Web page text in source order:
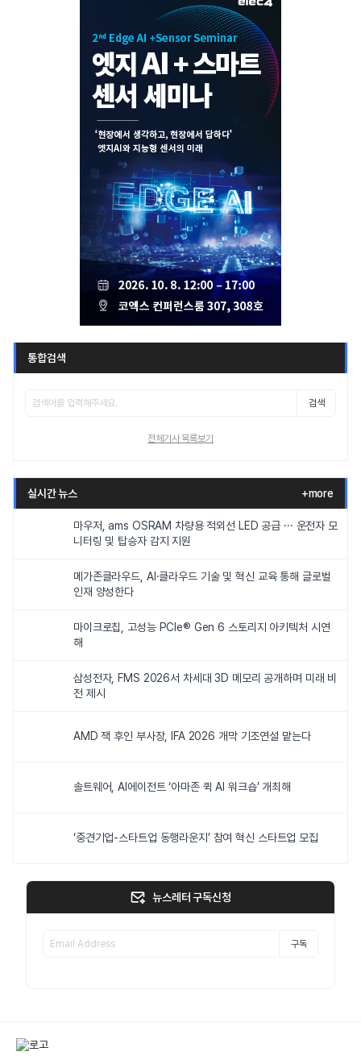
통합검색
검색
전체기사 목록보기
실시간 뉴스 +more
마우저, ams OSRAM 차량용 적외선 LED 공급 ··· 운전자 모
니터링 및 탑승자 감지 지원
메가존클라우드, AI·클라우드 기술 및 혁신 교육 통해 글로벌
인재 양성한다
마이크로칩, 고성능 PCIe® Gen 6 스토리지 아키텍처 시연
해
삼성전자, FMS 2026서 차세대 3D 메모리 공개하며 미래 비
전 제시
AMD 잭 후인 부사장, IFA 2026 개막 기조연설 맡는다
솔트웨어, AI에이전트 ‘아마존 퀵 AI 워크숍’ 개최해
‘중견기업-스타트업 동행라운지’ 참여 혁신 스타트업 모집
뉴스레터 구독신청
구독